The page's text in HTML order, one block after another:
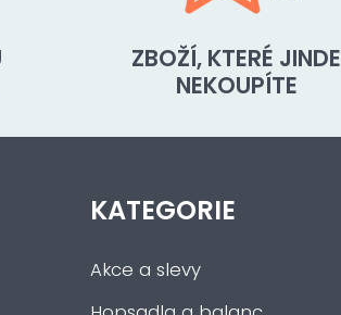
ZBOŽÍ, KTERÉ JINDE
NEKOUPÍTE
KATEGORIE
Akce a slevy